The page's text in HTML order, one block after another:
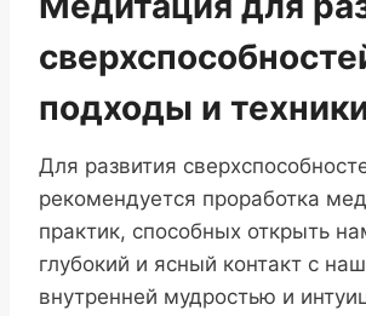
подходы и
Для развития
рекомендуется проработка
практик, способных открыть
глубокий и ясный контакт с
внутренней мудростью и